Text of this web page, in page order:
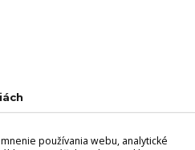
používania webu, analytické